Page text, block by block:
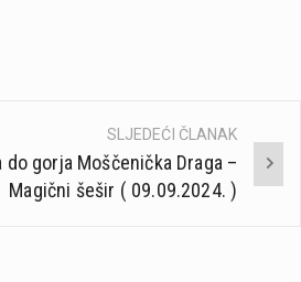
SLJEDEĆI ČLANAK
do gorja Moščenička Draga –
Magični šešir ( 09.09.2024. )